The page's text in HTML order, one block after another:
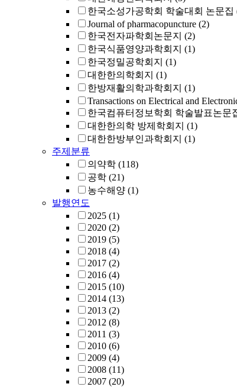
한국소성가공학회 학술대회 논문집
Journal of pharmacopuncture (2)
한국전자파학회논문지 (2)
한국식품영양과학회지 (1)
한국정밀공학회지 (1)
대한한의학회지 (1)
한방재활의학과학회지 (1)
Transactions on Electrical and
한국컴퓨터정보학회 학술발표논문
대한한의학 방제학회지 (1)
대한한방부인과학회지 (1)
주제분류
의약학 (118)
공학 (21)
농수해양 (1)
발행연도
2025 (1)
2020 (2)
2019 (5)
2018 (4)
2017 (2)
2016 (4)
2015 (10)
2014 (13)
2013 (2)
2012 (8)
2011 (3)
2010 (6)
2009 (4)
2008 (11)
2007 (20)